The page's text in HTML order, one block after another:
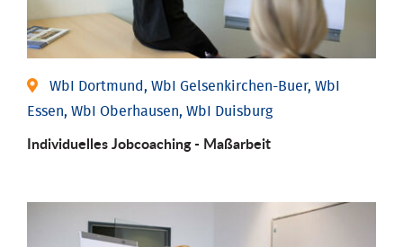
WbI Dortmund, WbI Gelsenkirchen-Buer, WbI
Essen, WbI Oberhausen, WbI Duisburg
Individu­elles Job­coaching - Maßarbeit